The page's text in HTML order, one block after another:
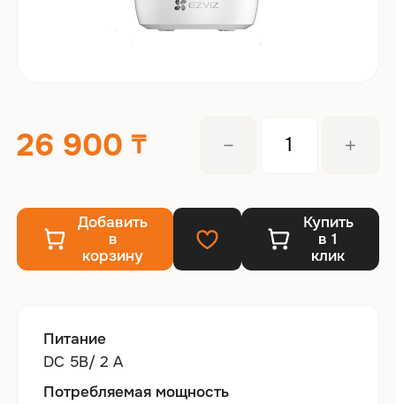
26 900
Добавить
в
корзину
Купить
в 1
клик
Питание
DC 5В/ 2 А
Потребляемая мощность